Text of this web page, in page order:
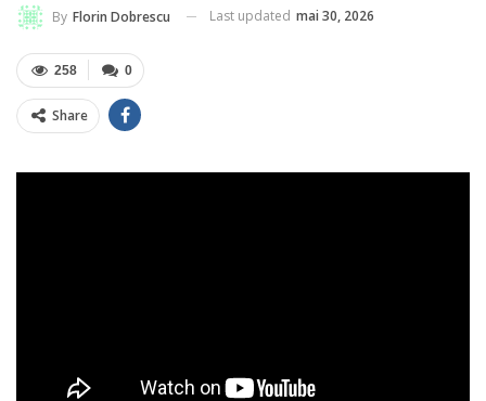
By Florin Dobrescu Last updated mai 30, 2026
0
258
Share